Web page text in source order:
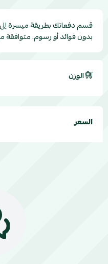
بدون فوائد أو رسوم. متوافقة
الوزن
السعر